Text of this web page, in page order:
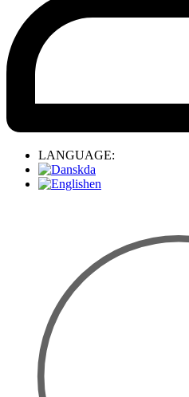
LANGUAGE:
da
en